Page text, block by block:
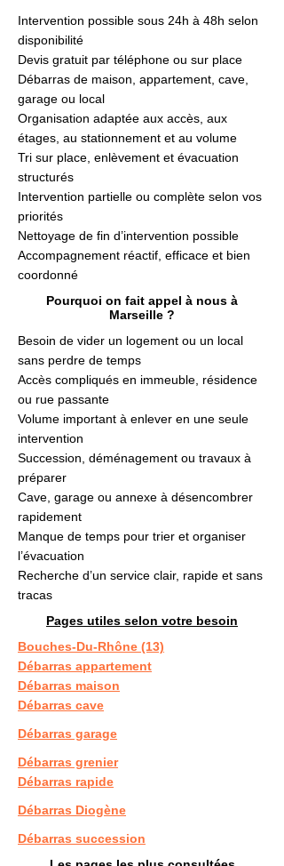
Intervention possible sous 24h à 48h selon
disponibilité
Devis gratuit par téléphone ou sur place
Débarras de maison, appartement, cave,
garage ou local
Organisation adaptée aux accès, aux
étages, au stationnement et au volume
Tri sur place, enlèvement et évacuation
structurés
Intervention partielle ou complète selon vos
priorités
Nettoyage de fin d’intervention possible
Accompagnement réactif, efficace et bien
coordonné
Pourquoi on fait appel à nous à
Marseille ?
Besoin de vider un logement ou un local
sans perdre de temps
Accès compliqués en immeuble, résidence
ou rue passante
Volume important à enlever en une seule
intervention
Succession, déménagement ou travaux à
préparer
Cave, garage ou annexe à désencombrer
rapidement
Manque de temps pour trier et organiser
l’évacuation
Recherche d’un service clair, rapide et sans
tracas
Pages utiles selon votre besoin
Bouches-Du-Rhône (13)
Débarras appartement
Débarras maison
Débarras cave
Débarras garage
Débarras grenier
Débarras rapide
Débarras Diogène
Débarras succession